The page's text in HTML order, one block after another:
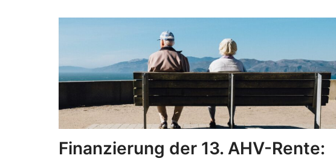
Finanzierung der 13. AHV-Rente: